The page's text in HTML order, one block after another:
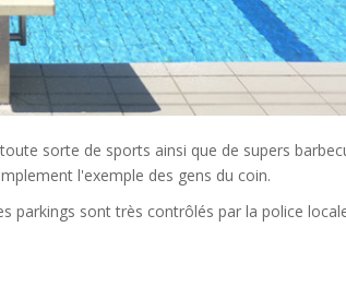
sorte de sports ainsi que de supers
l'exemple des gens du coin.
parkings sont très contrôlés par la police